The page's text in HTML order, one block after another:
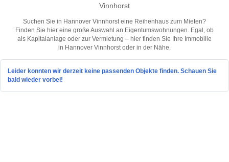
Vinnhorst
Suchen Sie in Hannover Vinnhorst eine Reihenhaus zum Mieten?
Finden Sie hier eine große Auswahl an Eigentumswohnungen. Egal, ob
als Kapitalanlage oder zur Vermietung – hier finden Sie Ihre Immobilie
in Hannover Vinnhorst oder in der Nähe.
Leider konnten wir derzeit keine passenden Objekte finden. Schauen Sie
bald wieder vorbei!